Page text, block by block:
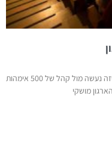
השקה של ארגון היא תמיד דבר מרגש, במיוחד כשזה נעשה מול קהל של 500 אימהות
מושקי